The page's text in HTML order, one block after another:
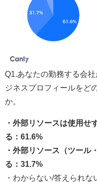
Q1.あなたの勤務する会
ジネスプロフィールをど
か。
・外部リソースは使用せ
る：61.6%
・外部リソース（ツール
る：31.7%
・わからない/答えられな